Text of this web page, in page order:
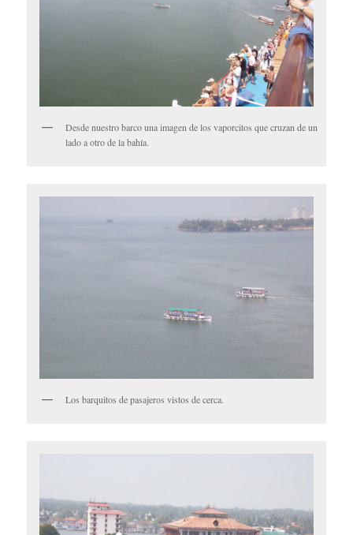
Desde nuestro barco una imagen de los vaporcitos que cruzan de un
lado a otro de la bahía.
Los barquitos de pasajeros vistos de cerca.